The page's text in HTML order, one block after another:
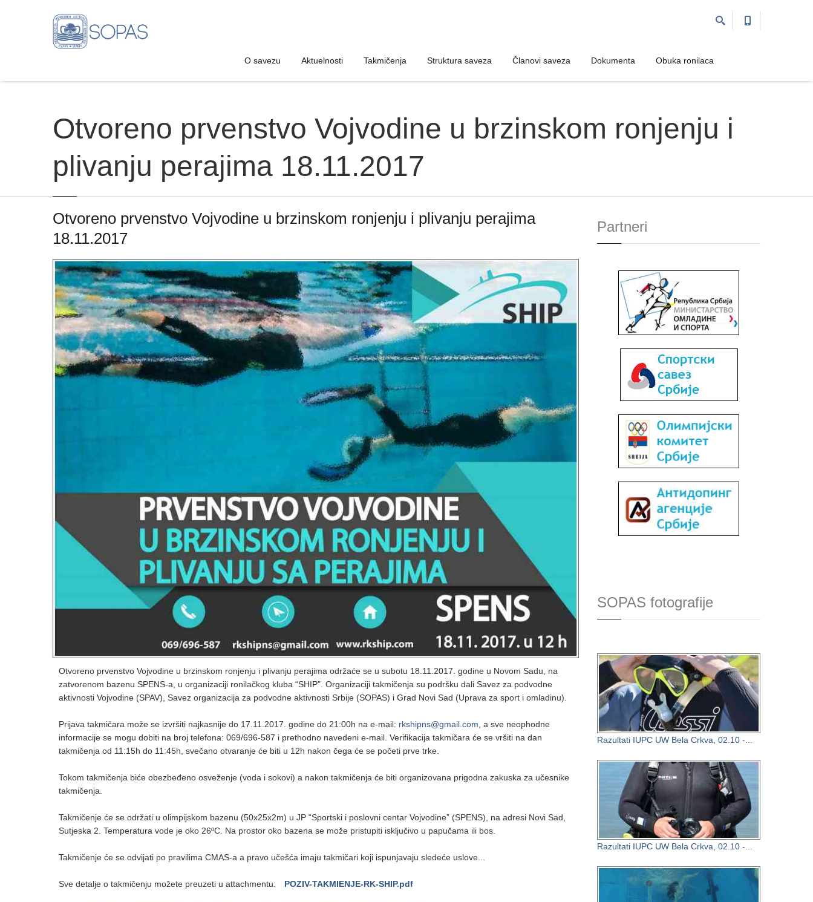
O savezu Aktuelnosti Takmičenja Struktura saveza Članovi saveza Dokumenta Obuka ronilaca
O savezu Aktuelnosti Takmičenja Struktura saveza Članovi saveza Dokumenta Obuka ronilaca
Otvoreno prvenstvo Vojvodine u brzinskom ronjenju i
plivanju perajima 18.11.2017
Otvoreno prvenstvo Vojvodine u brzinskom ronjenju i plivanju perajima
18.11.2017
Otvoreno prvenstvo Vojvodine u brzinskom ronjenju i plivanju perajima održaće se u subotu 18.11.2017. godine u Novom Sadu, na
zatvorenom bazenu SPENS-a, u organizaciji ronilačkog kluba “SHIP”. Organizaciji takmičenja su podršku dali Savez za podvodne
aktivnosti Vojvodine (SPAV), Savez organizacija za podvodne aktivnosti Srbije (SOPAS) i Grad Novi Sad (Uprava za sport i omladinu).
Prijava takmičara može se izvršiti najkasnije do 17.11.2017. godine do 21:00h na e-mail: rkshipns@gmail.com , a sve neophodne
informacije se mogu dobiti na broj telefona: 069/696-587 i prethodno navedeni e-mail. Verifikacija takmičara će se vršiti na dan
takmičenja od 11:15h do 11:45h, svečano otvaranje će biti u 12h nakon čega će se početi prve trke.
Tokom takmičenja biće obezbeđeno osveženje (voda i sokovi) a nakon takmičenja će biti organizovana prigodna zakuska za učesnike
takmičenja.
Takmičenje će se održati u olimpijskom bazenu (50x25x2m) u JP “Sportski i poslovni centar Vojvodine” (SPENS), na adresi Novi Sad,
Sutjeska 2. Temperatura vode je oko 26ºC. Na prostor oko bazena se može pristupiti isključivo u papučama ili bos.
Takmičenje će se odvijati po pravilima CMAS-a a pravo učešća imaju takmičari koji ispunjavaju sledeće uslove...
Sve detalje o takmičenju možete preuzeti u attachmentu: POZIV-TAKMIENJE-RK-SHIP.pdf
Partneri
SOPAS fotografije
Razultati IUPC UW Bela Crkva, 02.10 -...
Razultati IUPC UW Bela Crkva, 02.10 -...